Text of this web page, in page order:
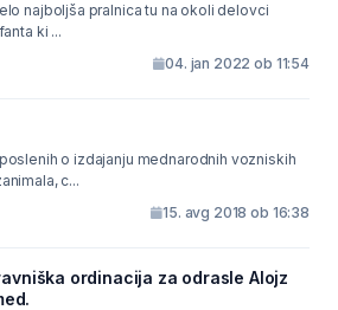
najboljša pralnica tu na okoli delovci
ki ...
04. jan 2022 ob 11:54
o izdajanju mednarodnih vozniskih
c...
15. avg 2018 ob 16:38
ordinacija za odrasle Alojz